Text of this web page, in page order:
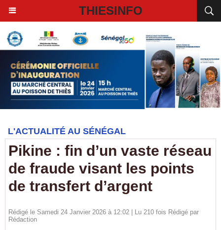
THIESINFO
L'ACTUALITÉ AU SÉNÉGAL
Pikine : fin d’un vaste réseau
de fraude visant les points
de transfert d’argent
Rédigé le Samedi 24 Janvier 2026 à 12:02 | Lu 210 fois Rédigé par
Rédaction